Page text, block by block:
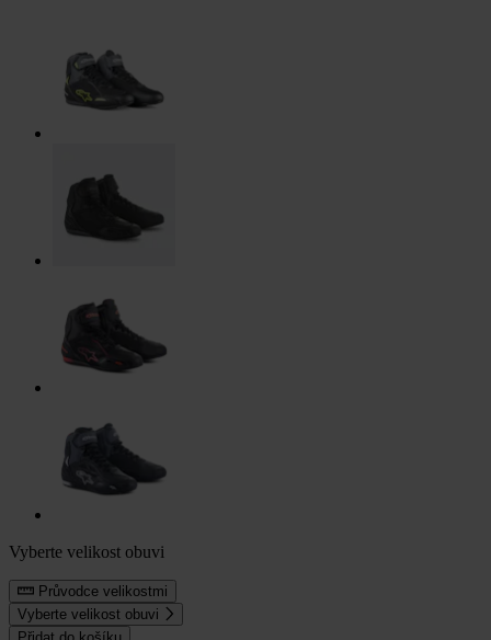
Vyberte velikost obuvi
Průvodce velikostmi
Vyberte velikost obuvi